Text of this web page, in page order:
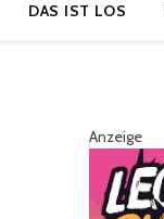
DAS IST LOS
Anzeige